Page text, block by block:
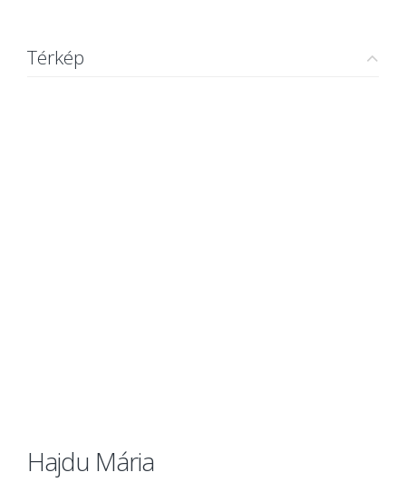
Térkép
Hajdu Mária